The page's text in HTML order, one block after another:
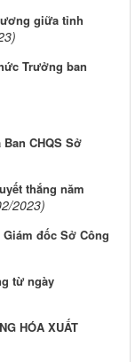
giữa tỉnh
Trưởng ban
CHQS Sở
thắng năm
2023)
đốc Sở Công
từ ngày
HÓA XUẤT